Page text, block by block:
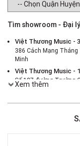
Tìm showroom - Đại
Việt Thương Music -
386 Cách Mạng Tháng
Minh
Việt Thương Music -
Số 187 đường Trường
Hà Nội
Việt Thương Music -
Việt Thương Music -
Xem thêm